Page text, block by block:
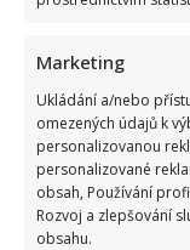
Marketing
Ukládání a/nebo
omezených údajů k
personalizovanou
personalizované
obsah, Používání
Rozvoj a zlepšování
obsahu.